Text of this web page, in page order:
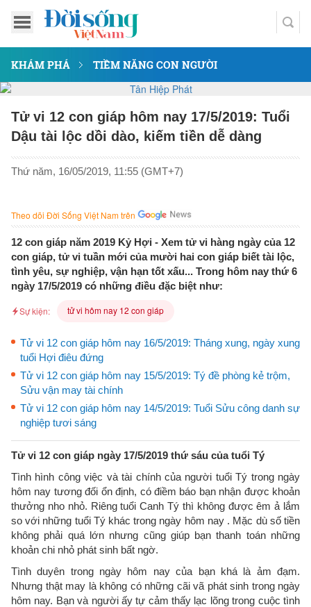
KHÁM PHÁ TIỀM NĂNG CON NGƯỜI
Tử vi 12 con giáp hôm nay 17/5/2019: Tuổi
Dậu tài lộc dồi dào, kiếm tiền dễ dàng
Thứ năm, 16/05/2019, 11:55 (GMT+7)
Theo dõi Đời Sống Việt Nam trên
12 con giáp năm 2019 Kỷ Hợi - Xem tử vi hàng ngày của 12
con giáp, tử vi tuần mới của mười hai con giáp biết tài lộc,
tình yêu, sự nghiệp, vận hạn tốt xấu... Trong hôm nay thứ 6
ngày 17/5/2019 có những điều đặc biệt như:
Sự kiện: tử vi hôm nay 12 con giáp
Tử vi 12 con giáp hôm nay 16/5/2019: Tháng xung, ngày xung
tuổi Hợi điêu đứng
Tử vi 12 con giáp hôm nay 15/5/2019: Tý đề phòng kẻ trộm,
Sửu vận may tài chính
Tử vi 12 con giáp hôm nay 14/5/2019: Tuổi Sửu công danh sự
nghiệp tươi sáng
Tử vi 12 con giáp ngày 17/5/2019 thứ sáu của tuổi Tý
Tình hình công việc và tài chính của người tuổi Tý trong ngày
hôm nay tương đối ổn định, có điềm báo bạn nhận được khoản
thưởng nho nhỏ. Riêng tuổi Canh Tý thì không được êm ả lắm
so với những tuổi Tý khác trong ngày hôm nay . Mặc dù số tiền
không phải quá lớn nhưng cũng giúp bạn thanh toán những
khoản chi nhỏ phát sinh bất ngờ.
Tình duyên trong ngày hôm nay của bạn khá là ảm đạm.
Nhưng thật may là không có những cãi vã phát sinh trong ngày
hôm nay. Bạn và người ấy tự cảm thấy lạc lõng trong cuộc tình